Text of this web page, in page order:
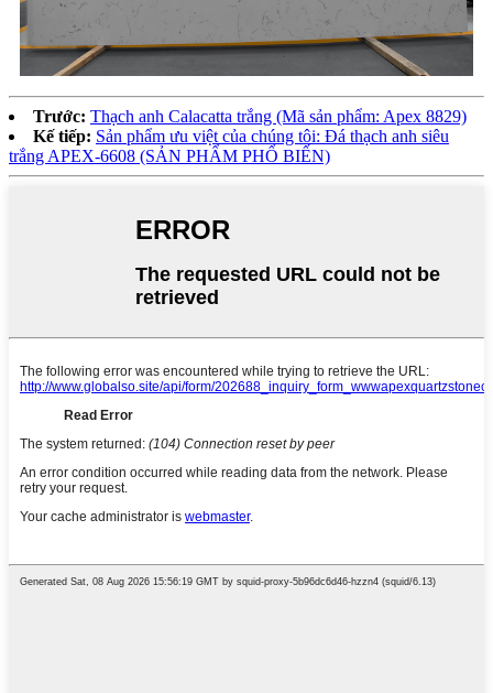
Trước: Thạch anh Calacatta trắng (Mã sản phẩm: Apex 8829)
Kế tiếp: Sản phẩm ưu việt của chúng tôi: Đá thạch anh siêu
trắng APEX-6608 (SẢN PHẨM PHỔ BIẾN)